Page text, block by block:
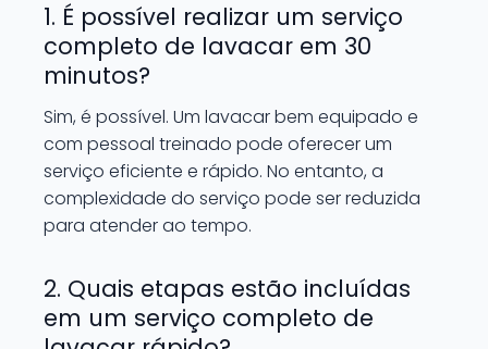
1. É possível realizar um serviço
completo de lavacar em 30
minutos?
Sim, é possível. Um lavacar bem equipado e
com pessoal treinado pode oferecer um
serviço eficiente e rápido. No entanto, a
complexidade do serviço pode ser reduzida
para atender ao tempo.
2. Quais etapas estão incluídas
em um serviço completo de